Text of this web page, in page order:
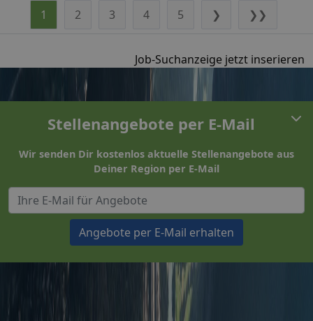
1 2 3 4 5 ❯ ❯❯
Job-Suchanzeige jetzt inserieren
Stellenangebote per E-Mail
Wir senden Dir kostenlos aktuelle Stellenangebote aus
Deiner Region per E-Mail
Angebote per E-Mail erhalten